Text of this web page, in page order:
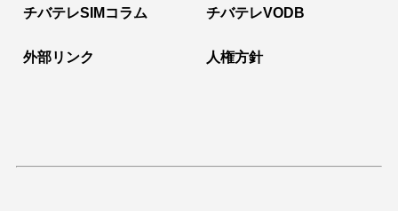
チバテレSIMコラム チバテレVODB
外部リンク 人権方針